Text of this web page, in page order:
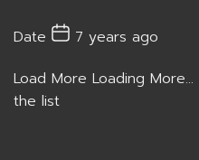
Date
7 years ago
Load More Loading More...
the list